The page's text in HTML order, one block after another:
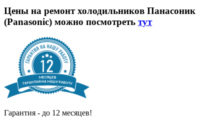
Цены на ремонт холодильников Панасоник
(Panasonic) можно посмотреть тут
Гарантия - до 12 месяцев!